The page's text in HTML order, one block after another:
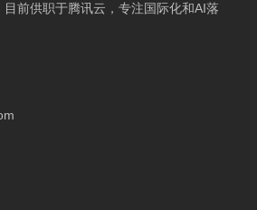
前供职于腾讯云，专注国际化和AI落